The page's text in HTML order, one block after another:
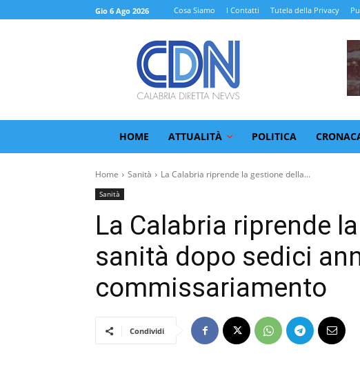
Gio 6 Ago 2026 Cosa Siamo I Contatti Tutela della Privacy
HOME ATTUALITÀ POLITICA
Home Sanità La Calabria riprende la gestione della...
Sanità
La Calabria riprende
sanità dopo sedici
commissariamento
Condividi